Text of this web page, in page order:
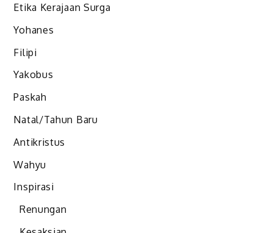
Etika Kerajaan Surga
Yohanes
Filipi
Yakobus
Paskah
Natal/Tahun Baru
Antikristus
Wahyu
Inspirasi
Renungan